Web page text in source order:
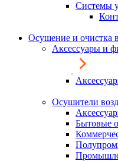
Системы
Осушение и очистка
Аксессуары и
Осушители
Бытовые